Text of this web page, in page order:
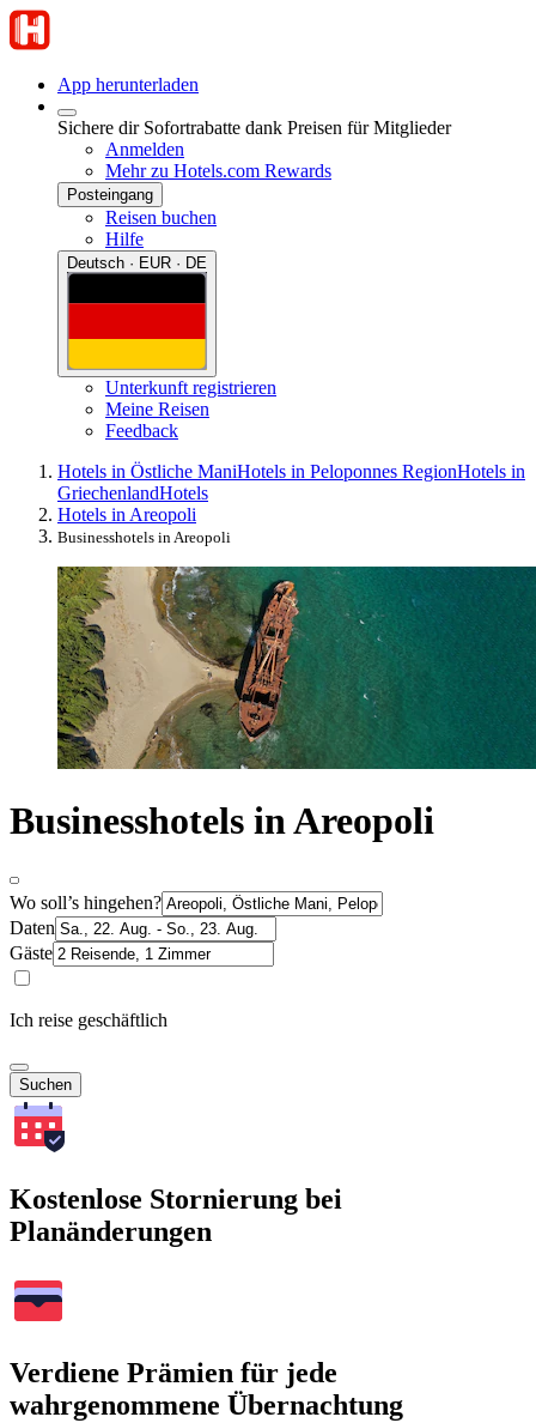
App herunterladen
Sichere dir Sofortrabatte dank Preisen für Mitglieder
Anmelden
Mehr zu Hotels.com Rewards
Posteingang
Reisen buchen
Hilfe
Deutsch · EUR · DE
Unterkunft registrieren
Meine Reisen
Feedback
Hotels in Östliche ManiHotels in Peloponnes RegionHotels in
GriechenlandHotels
Hotels in Areopoli
Businesshotels in Areopoli
Businesshotels in Areopoli
Wo soll’s hingehen?
Daten
Gäste
Ich reise geschäftlich
Suchen
Kostenlose Stornierung bei
Planänderungen
Verdiene Prämien für jede
wahrgenommene Übernachtung